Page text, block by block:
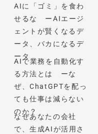
AIに「ゴミ」を食わ
せるな ーAIエージ
ェントが賢くなるデ
ータ、バカになるデ
ータ
AIで業務を自動化す
る方法とは ーな
ぜ、ChatGPTを配っ
ても仕事は減らない
のか？
なぜあなたの会社
で、生成AIが活用さ